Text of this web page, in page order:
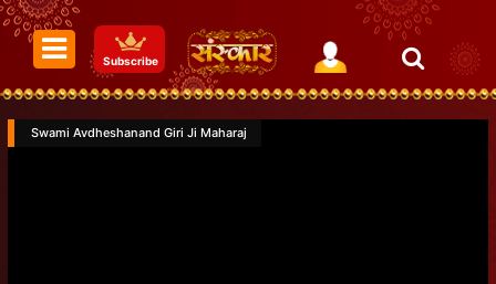
Subscribe
Swami Avdheshanand Giri Ji Maharaj